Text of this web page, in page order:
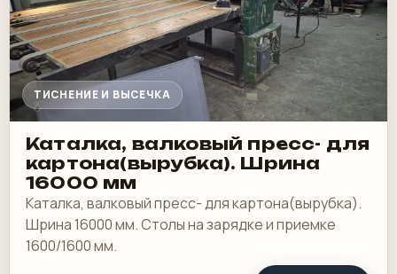
ТИСНЕНИЕ И ВЫСЕЧКА
Каталка, валковый пресс- для
картона(вырубка). Шрина
16000 мм
Каталка, валковый пресс- для картона(вырубка).
Шрина 16000 мм. Столы на зарядке и приемке
1600/1600 мм.